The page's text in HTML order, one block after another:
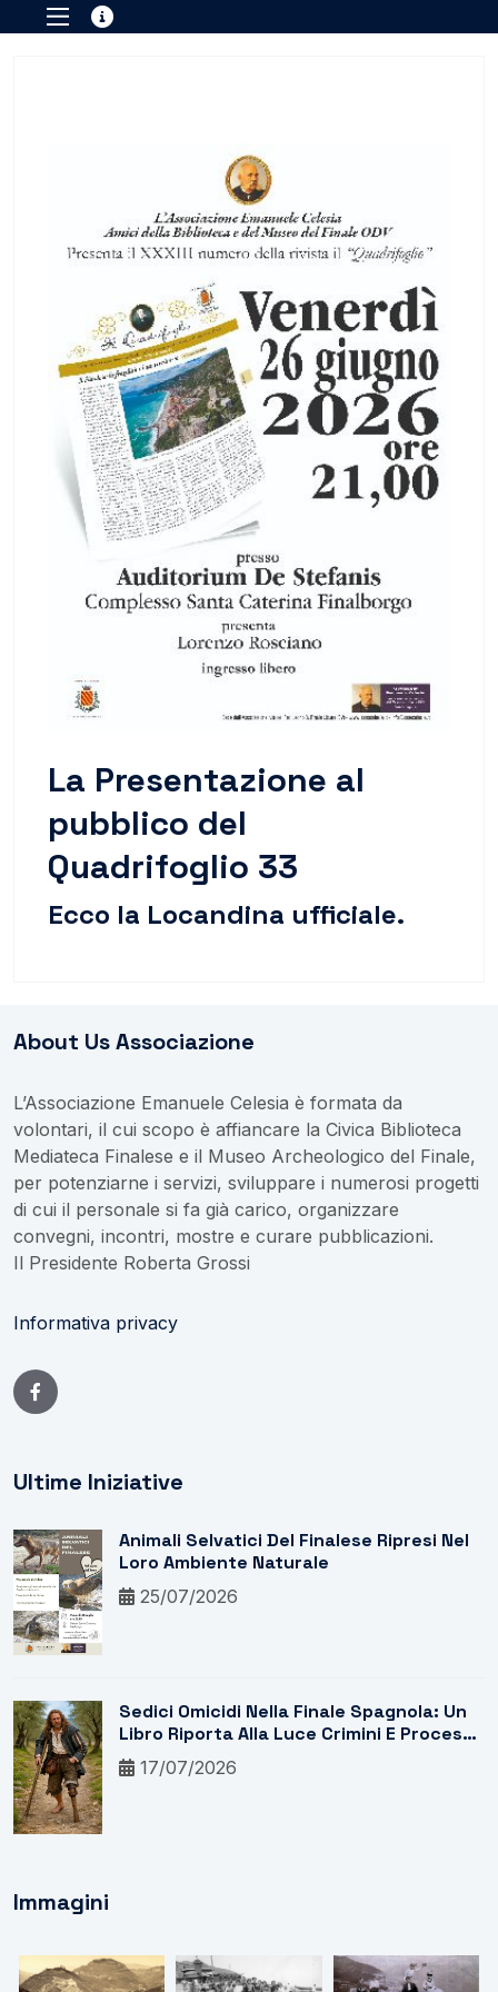
La Presentazione al
pubblico del
Quadrifoglio 33
Ecco la Locandina ufficiale.
About Us Associazione
L’Associazione Emanuele Celesia è formata da
volontari, il cui scopo è affiancare la Civica Biblioteca
Mediateca Finalese e il Museo Archeologico del Finale,
per potenziarne i servizi, sviluppare i numerosi progetti
di cui il personale si fa già carico, organizzare
convegni, incontri, mostre e curare pubblicazioni.
Il Presidente Roberta Grossi
Informativa privacy
Ultime Iniziative
Animali Selvatici Del Finalese Ripresi Nel
Loro Ambiente Naturale
25/07/2026
Sedici Omicidi Nella Finale Spagnola: Un
Libro Riporta Alla Luce Crimini E Processi
Del Marchesato
17/07/2026
Immagini